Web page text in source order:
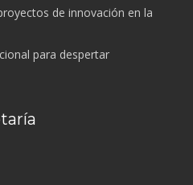
de innovación en la
para despertar